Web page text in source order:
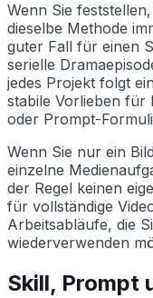
Wenn Sie
dieselbe Methode
guter Fall für einen
serielle
jedes Projekt folgt
stabile Vorlieben für
oder Prompt-
Wenn Sie nur ein
einzelne
der Regel keinen
für vollständige
Arbeitsabläufe, die
wiederverwenden
Skill, Prompt